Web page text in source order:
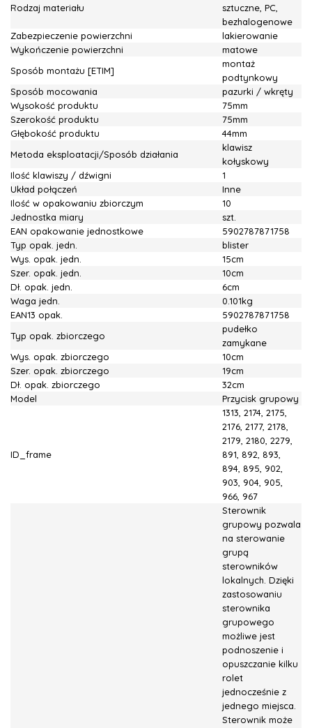
Rodzaj materiału
sztuczne, PC,
bezhalogenowe
Zabezpieczenie powierzchni
lakierowanie
Wykończenie powierzchni
matowe
Sposób montażu [ETIM]
montaż
podtynkowy
Sposób mocowania
pazurki / wkręty
Wysokość produktu
75mm
Szerokość produktu
75mm
Głębokość produktu
44mm
Metoda eksploatacji/Sposób działania
klawisz
kołyskowy
Ilość klawiszy / dźwigni
1
Układ połączeń
Inne
Ilość w opakowaniu zbiorczym
10
Jednostka miary
szt.
EAN opakowanie jednostkowe
5902787871758
Typ opak. jedn.
blister
Wys. opak. jedn.
15cm
Szer. opak. jedn.
10cm
Dł. opak. jedn.
6cm
Waga jedn.
0.101kg
EAN13 opak.
5902787871758
Typ opak. zbiorczego
pudełko
zamykane
Wys. opak. zbiorczego
10cm
Szer. opak. zbiorczego
19cm
Dł. opak. zbiorczego
32cm
Model
Przycisk grupowy
ID_frame
1313, 2174, 2175,
2176, 2177, 2178,
2179, 2180, 2279,
891, 892, 893,
894, 895, 902,
903, 904, 905,
966, 967
Sterownik
grupowy pozwala
na sterowanie
grupą
sterowników
lokalnych. Dzięki
zastosowaniu
sterownika
grupowego
możliwe jest
podnoszenie i
opuszczanie kilku
rolet
jednocześnie z
jednego miejsca.
Sterownik może